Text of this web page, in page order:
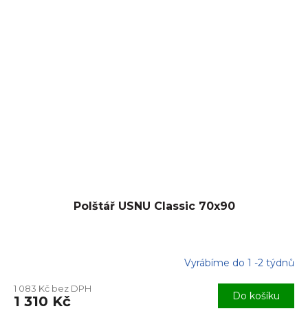
Polštář USNU Classic 70x90
produktu
je
Vyrábíme do 1 -2 týdnů
1 083 Kč bez DPH
1 310 Kč Do košíku